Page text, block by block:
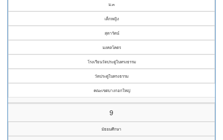
ม.๓
เด็กหญิง
สุดารัตน์
มงคลโคตร
โรงเรียนวัดประดู่ในทรงธรรม
วัดประดู่ในทรงธรรม
คณะเขตบางกอกใหญ่
9
มัธยมศึกษา